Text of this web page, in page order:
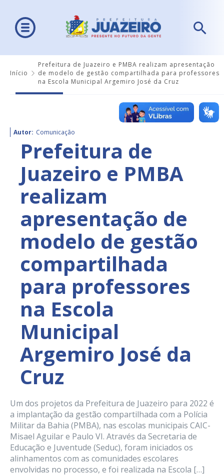
Início
Prefeitura de Juazeiro e PMBA realizam apresentação
de modelo de gestão compartilhada para professores
na Escola Municipal Argemiro José da Cruz
Autor: Comunicação
Prefeitura de
Juazeiro e PMBA
realizam
apresentação de
modelo de gestão
compartilhada
para professores
na Escola
Municipal
Argemiro José da
Cruz
Um dos projetos da Prefeitura de Juazeiro para 2022 é
a implantação da gestão compartilhada com a Polícia
Militar da Bahia (PMBA), nas escolas municipais CAIC-
Misael Aguilar e Paulo VI. Através da Secretaria de
Educação e Juventude (Seduc), foram iniciados os
alinhamentos com as comunidades escolares
envolvidas no processo, e foi realizada na Escola […]